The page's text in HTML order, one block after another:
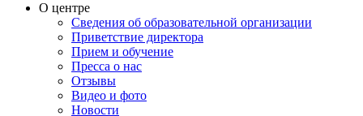
О центре
Сведения об образовательной организации
Приветствие директора
Прием и обучение
Пресса о нас
Отзывы
Видео и фото
Новости